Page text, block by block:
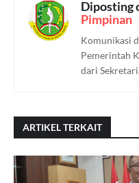
Diposting
Pimpinan
Komunikasi
Pemerintah
dari
ARTIKEL TERKAIT